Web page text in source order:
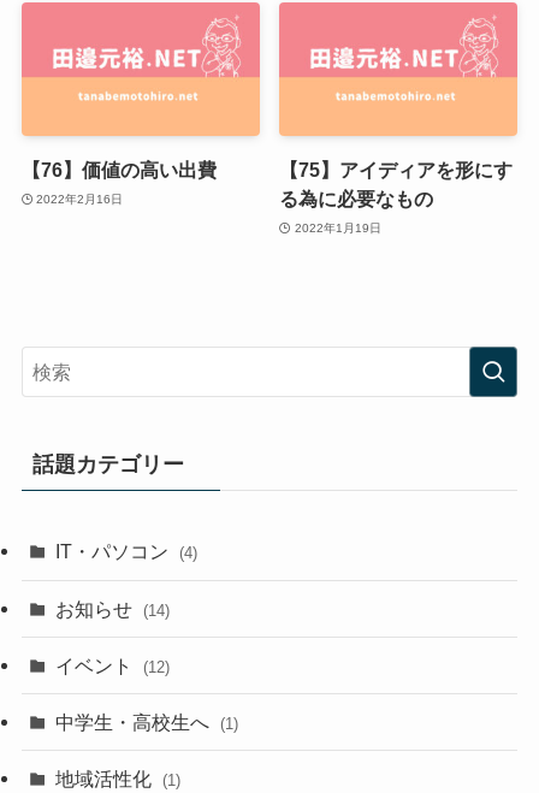
【76】価値の高い出費
2022年2月16日
【75】アイディアを形にす
る為に必要なもの
2022年1月19日
話題カテゴリー
IT・パソコン (4)
お知らせ (14)
イベント (12)
中学生・高校生へ (1)
地域活性化 (1)